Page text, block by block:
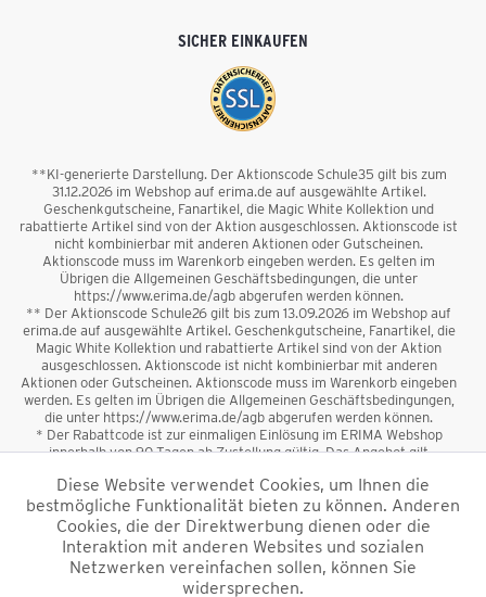
SICHER EINKAUFEN
**KI-generierte Darstellung. Der Aktionscode Schule35 gilt bis zum
31.12.2026 im Webshop auf erima.de auf ausgewählte Artikel.
Geschenkgutscheine, Fanartikel, die Magic White Kollektion und
rabattierte Artikel sind von der Aktion ausgeschlossen. Aktionscode ist
nicht kombinierbar mit anderen Aktionen oder Gutscheinen.
Aktionscode muss im Warenkorb eingeben werden. Es gelten im
Übrigen die Allgemeinen Geschäftsbedingungen, die unter
https://www.erima.de/agb abgerufen werden können.
** Der Aktionscode Schule26 gilt bis zum 13.09.2026 im Webshop auf
erima.de auf ausgewählte Artikel. Geschenkgutscheine, Fanartikel, die
Magic White Kollektion und rabattierte Artikel sind von der Aktion
ausgeschlossen. Aktionscode ist nicht kombinierbar mit anderen
Aktionen oder Gutscheinen. Aktionscode muss im Warenkorb eingeben
werden. Es gelten im Übrigen die Allgemeinen Geschäftsbedingungen,
die unter https://www.erima.de/agb abgerufen werden können.
* Der Rabattcode ist zur einmaligen Einlösung im ERIMA Webshop
innerhalb von 90 Tagen ab Zustellung gültig. Das Angebot gilt
sowie Geschenkgutscheine sind vom Rabatt ausgeschlossen. Der
Rabattcode ist nicht mit anderen Aktionen oder Gutscheinen
kombinierbar. Der Mindestbestellwert beträgt 50 €
*Alle Preise verstehen sich inkl. Mehrwertsteuer und zzgl.
und ggf. Nachnahmegebühren, wenn nicht anders
Diese Website verwendet Cookies, um Ihnen die
bestmögliche Funktionalität bieten zu können. Anderen
Cookies, die der Direktwerbung dienen oder die
Interaktion mit anderen Websites und sozialen
Netzwerken vereinfachen sollen, können Sie
widersprechen.